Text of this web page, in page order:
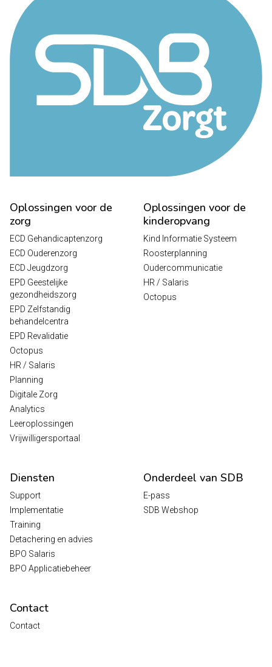
Oplossingen voor de
zorg
ECD Gehandicaptenzorg
ECD Ouderenzorg
ECD Jeugdzorg
EPD Geestelijke
gezondheidszorg
EPD Zelfstandig
behandelcentra
EPD Revalidatie
Octopus
HR / Salaris
Planning
Digitale Zorg
Analytics
Leeroplossingen
Vrijwilligersportaal
Oplossingen voor de
kinderopvang
Kind Informatie Systeem
Roosterplanning
Oudercommunicatie
HR / Salaris
Octopus
Diensten
Support
Implementatie
Training
Detachering en advies
BPO Salaris
BPO Applicatiebeheer
Onderdeel van SDB
E-pass
SDB Webshop
Contact
Contact